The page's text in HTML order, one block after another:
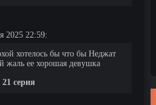
2025 22:59:
хотелось бы что бы Неджат
жаль ее хорошая девушка
серия